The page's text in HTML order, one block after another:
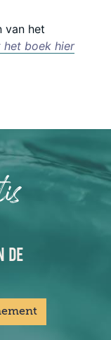
van het
het boek hier
DE